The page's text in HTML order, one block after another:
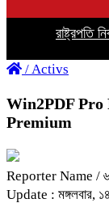
রাষ্ট্রপতি
/Activs
Win2PDF Pro
Premium
Reporter Name /
Update : মঙ্গলবার,